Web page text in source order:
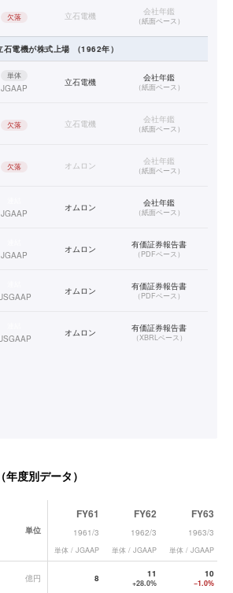
欠落 立石電機 会社年鑑
（紙面ベース）
石電機が株式上場 （1962年）
単体
JGAAP
立石電機 会社年鑑
（紙面ベース）
欠落 立石電機 会社年鑑
（紙面ベース）
欠落 オムロン 会社年鑑
（紙面ベース）
JGAAP
オムロン 会社年鑑
（紙面ベース）
JGAAP
オムロン 有価証券報告書
（PDFベース）
オムロン 有価証券報告書
（PDFベース）
オムロン 有価証券報告書
（XBRLベース）
度別データ）
単位
FY61
1961/3
単体 / JGAAP
FY62
1962/3
単体 / JGAAP
FY63
1963/3
単体 / JGAAP
億円 8 11
+28.0%
10
−1.0%